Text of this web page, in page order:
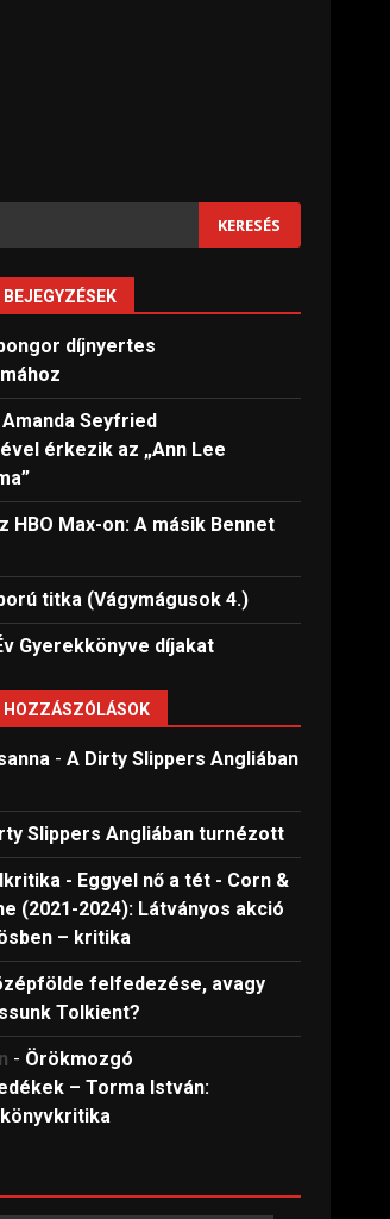
díjnyertes
Seyfried
érkezik az „Ann Lee
HBO Max-on: A másik Bennet
titka (Vágymágusok 4.)
Gyerekkönyve díjakat
HOZZÁSZÓLÁSOK
-A Dirty Slippers Angliában
Slippers Angliában turnézott
- Eggyel nő a tét - Corn &
(2021-2024): Látványos akció
– kritika
felfedezése, avagy
Tolkient?
- Örökmozgó
– Torma István: